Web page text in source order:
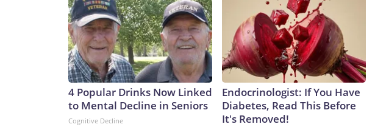
4 Popular Drinks Now Linked
to Mental Decline in Seniors
Cognitive Decline
Endocrinologist: If You Have
Diabetes, Read This Before
It's Removed!